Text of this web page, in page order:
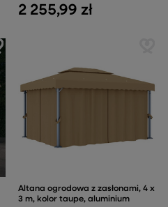
2 255,99 zł
Altana ogrodowa z zasłonami, 4 x
3 m, kolor taupe, aluminium